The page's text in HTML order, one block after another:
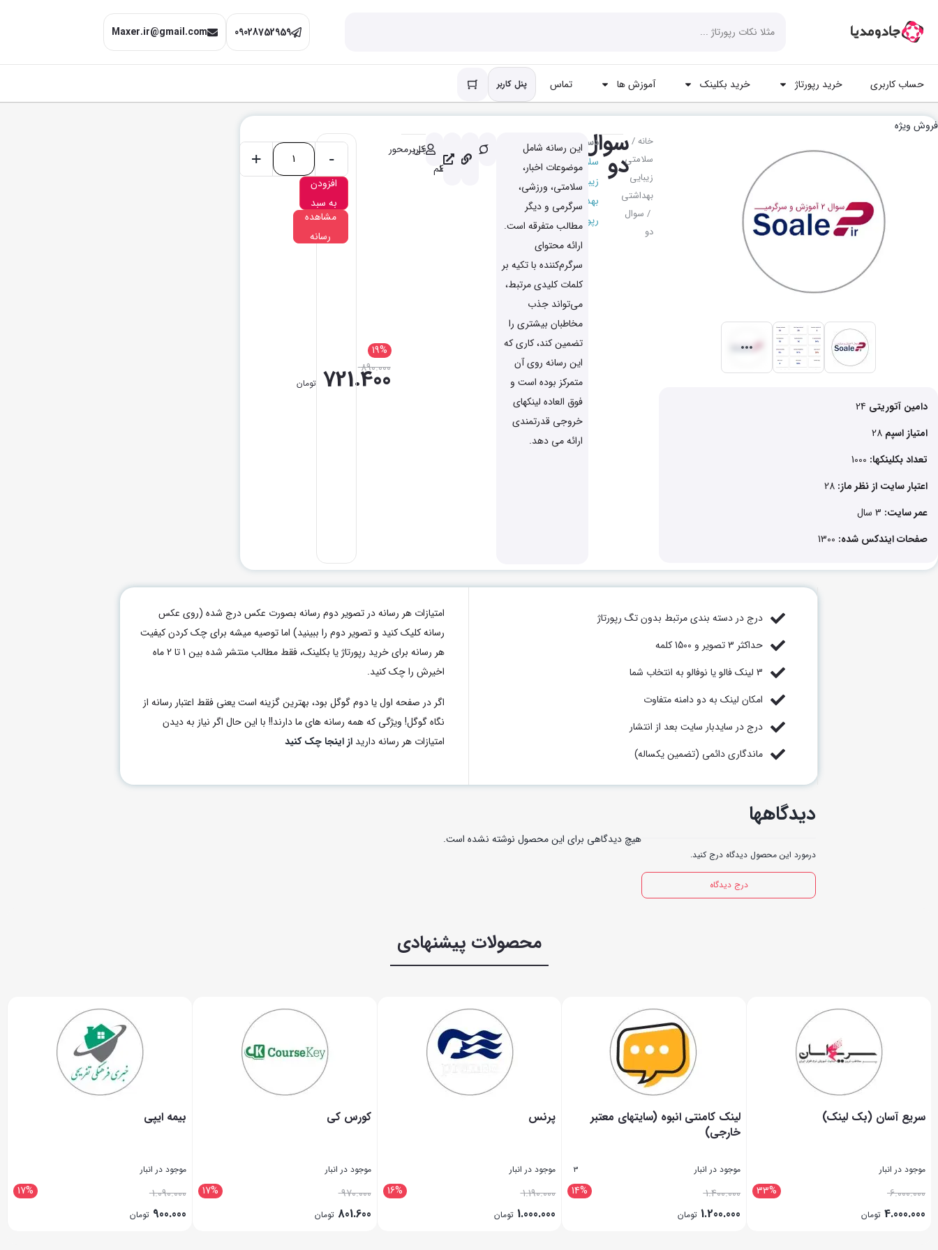
09028752959
Maxer.ir@gmail.com
حساب کاربری خرید رپورتاژ خرید بکلینک آموزش ها تماس پنل کاربر
فروش ویژه
دامین آتوریتی 24
امتیاز اسپم
تعداد بکلینکها:
اعتبار سایت از نظر ماز:
عمر سایت:
صفحات ایندکس شده:
سوال
دو
خانه/
سلامتی
زیبایی
بهداشتی
/ سوال
دو
دسته
سلامتی
زیبایی
بهداشتی
رپورتاژ
این رسانه شامل
موضوعات اخبار،
سلامتی، ورزشی،
سرگرمی و دیگر
مطالب متفرقه است.
ارائه محتوای
سرگرم‌کننده با تکیه بر
کلمات کلیدی مرتبط،
می‌تواند جذب
مخاطبان بیشتری را
تضمین کند، کاری که
این رسانه روی آن
متمرکز بوده است و
فوق العاده لینکهای
خروجی قدرتمندی
ارائه می دهد.
مرتبط
خروجی
کم
کاربرمحور
19%
890.000
721.400 تومان
-
+
افزودن
به سبد
مشاهده
رسانه
درج در دسته بندی مرتبط بدون تگ رپورتاژ
حداکثر 3 تصویر و 1500 کلمه
3 لینک فالو یا نوفالو به انتخاب شما
امکان لینک به دو دامنه متفاوت
درج در سایدبار سایت بعد از انتشار
ماندگاری دائمی (تضمین یکساله)
امتیازات هر رسانه در تصویر دوم رسانه بصورت عکس درج شده (روی عکس
رسانه کلیک کنید و تصویر دوم را ببینید) اما توصیه میشه برای چک کردن کیفیت
هر رسانه برای خرید رپورتاژ یا بکلینک، فقط مطالب منتشر شده بین 1 تا 2 ماه
اخیرش را چک کنید.
اگر در صفحه اول یا دوم گوگل بود، بهترین گزینه است یعنی فقط اعتبار رسانه از
نگاه گوگل! ویژگی که همه رسانه های ما دارند!! با این حال اگر نیاز به دیدن
امتیازات هر رسانه داریداز اینجا چک کنید
دیدگاهها
درمورد این محصول دیدگاه درج کنید.
درج دیدگاه
هیچ دیدگاهی برای این محصول نوشته نشده است.
محصولات پیشنهادی
سریع آسان (بک لینک)
موجود در انبار
33% 6.000.000
4.000.000 تومان
لینک کامنتی انبوه (سایتهای معتبر
خارجی)
موجود در انبار 3
14% 1.400.000
1.200.000 تومان
پرنس
موجود در انبار
16% 1.190.000
1.000.000 تومان
کورس کی
موجود در انبار
17% 970.000
801.600 تومان
بیمه ایپی
موجود در انبار
17% 1.090.000
900.000 تومان